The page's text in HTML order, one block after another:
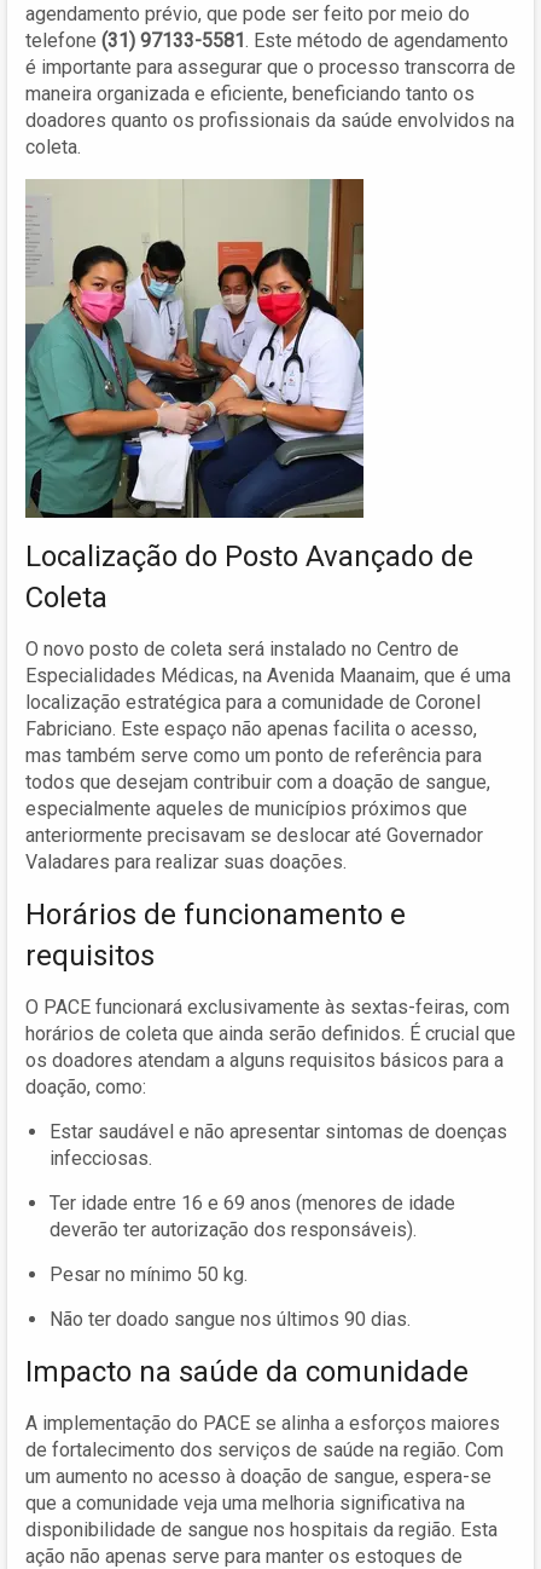
agendamento prévio, que pode ser feito por meio do
telefone (31) 97133-5581. Este método de agendamento
é importante para assegurar que o processo transcorra de
maneira organizada e eficiente, beneficiando tanto os
doadores quanto os profissionais da saúde envolvidos na
coleta.
Localização do Posto Avançado de
Coleta
O novo posto de coleta será instalado no Centro de
Especialidades Médicas, na Avenida Maanaim, que é uma
localização estratégica para a comunidade de Coronel
Fabriciano. Este espaço não apenas facilita o acesso,
mas também serve como um ponto de referência para
todos que desejam contribuir com a doação de sangue,
especialmente aqueles de municípios próximos que
anteriormente precisavam se deslocar até Governador
Valadares para realizar suas doações.
Horários de funcionamento e
requisitos
O PACE funcionará exclusivamente às sextas-feiras, com
horários de coleta que ainda serão definidos. É crucial que
os doadores atendam a alguns requisitos básicos para a
doação, como:
Estar saudável e não apresentar sintomas de doenças
infecciosas.
Ter idade entre 16 e 69 anos (menores de idade
deverão ter autorização dos responsáveis).
Pesar no mínimo 50 kg.
Não ter doado sangue nos últimos 90 dias.
Impacto na saúde da comunidade
A implementação do PACE se alinha a esforços maiores
de fortalecimento dos serviços de saúde na região. Com
um aumento no acesso à doação de sangue, espera-se
que a comunidade veja uma melhoria significativa na
disponibilidade de sangue nos hospitais da região. Esta
ação não apenas serve para manter os estoques de